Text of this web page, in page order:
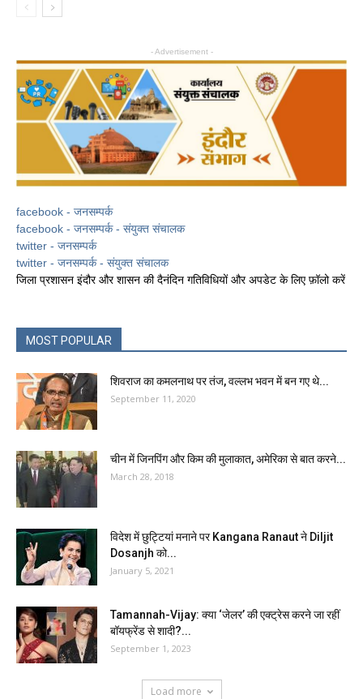
- Advertisement -
facebook - जनसम्पर्क
facebook - जनसम्पर्क - संयुक्त संचालक
twitter - जनसम्पर्क
twitter - जनसम्पर्क - संयुक्त संचालक
जिला प्रशासन इंदौर और शासन की दैनंदिन गतिविधियों और अपडेट के लिए फ़ॉलो करें
MOST POPULAR
शिवराज का कमलनाथ पर तंज, वल्लभ भवन में बन गए थे...
September 11, 2020
चीन में जिनपिंग और किम की मुलाकात, अमेरिका से बात करने...
March 28, 2018
विदेश में छुट्टियां मनाने पर Kangana Ranaut ने Diljit
Dosanjh को...
January 5, 2021
Tamannah-Vijay: क्या ‘जेलर’ की एक्ट्रेस करने जा रहीं
बॉयफ्रेंड से शादी?...
September 1, 2023
Load more